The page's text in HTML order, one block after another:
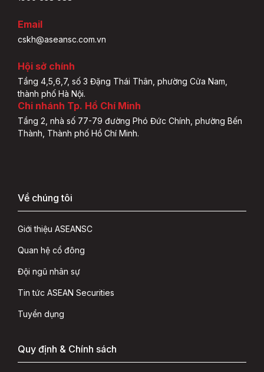
Email
cskh@aseansc.com.vn
Hội sở chính
Tầng 4,5,6,7, số 3 Đặng Thái Thân, phường Cửa Nam,
thành phố Hà Nội.
Chi nhánh Tp. Hồ Chí Minh
Tầng 2, nhà số 77-79 đường Phó Đức Chính, phường Bến
Thành, Thành phố Hồ Chí Minh.
Về chúng tôi
Giới thiệu ASEANSC
Quan hệ cổ đông
Đội ngũ nhân sự
Tin tức ASEAN Securities
Tuyển dụng
Quy định & Chính sách